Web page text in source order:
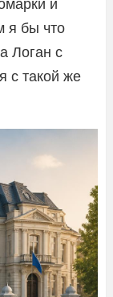
и
я бы что
Логан с
с такой же